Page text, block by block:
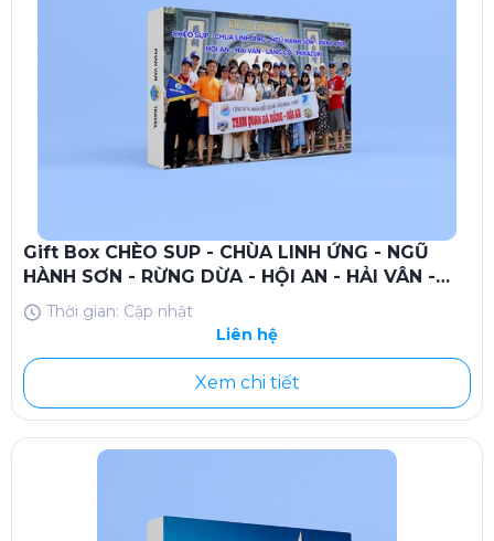
Gift Box CHÈO SUP - CHÙA LINH ỨNG - NGŨ
HÀNH SƠN - RỪNG DỪA - HỘI AN - HẢI VÂN -
LĂNG CÔ - MIKAZUKI
Thời gian: Cập nhật
Liên hệ
Xem chi tiết